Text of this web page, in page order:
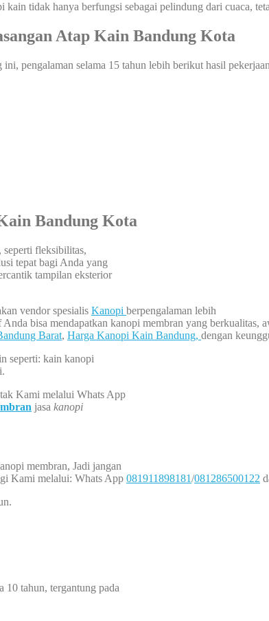
tidak hanya berfungsi sebagai pelindung dari cuaca,
Atap Kain Bandung Kota
pengalaman selama 15 tahun lebih berikut hasil
Bandung Kota
seperti fleksibilitas,
tepat bagi Anda yang
tampilan eksterior
vendor spesialis Kanopi berpengalaman lebih
bisa mendapatkan kanopi membran yang berkualitas,
Barat, Harga Kanopi Kain Bandung, dengan
seperti: kain kanopi
Kami melalui Whats App
jasa kanopi
membran, Jadi jangan
Kami melalui: Whats App 081911898181/081286500122
10 tahun, tergantung pada